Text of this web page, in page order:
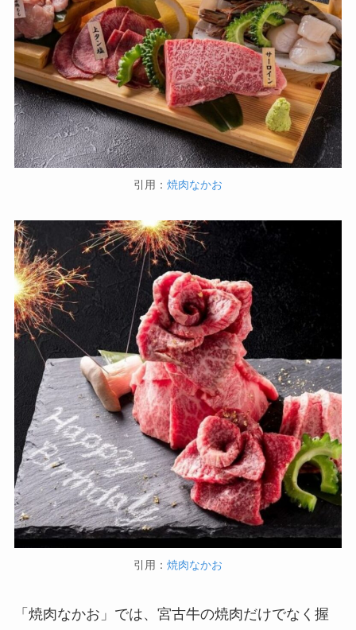
引用： 焼肉なかお
引用： 焼肉なかお
「焼肉なかお」では、宮古牛の焼肉だけでなく握